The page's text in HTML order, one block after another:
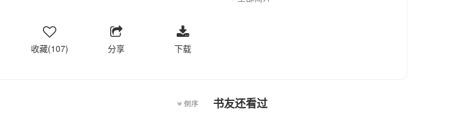
收藏(107) 分享 下载
倒序 书友还看过